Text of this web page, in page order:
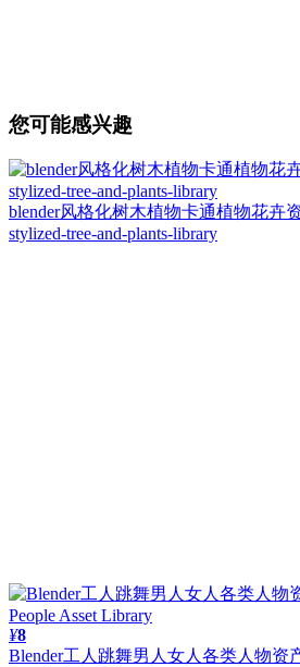
您可能感兴趣
blender风格化树木植物卡通植物花卉
stylized-tree-and-plants-library
¥8
Blender工人跳舞男人女人各类人物资